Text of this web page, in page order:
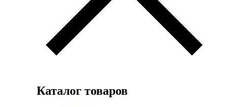
Каталог товаров